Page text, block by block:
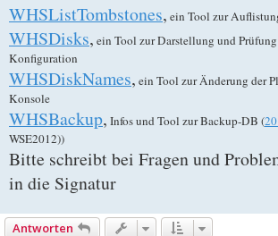
WHSListTombstones, ein Tool zur
WHSDisks, ein Tool zur Darstellung und
Konfiguration
WHSDiskNames, ein Tool zur Änderung der
Konsole
WHSBackup, Infos und Tool zur Backup-DB (
WSE2012))
Bitte schreibt bei Fragen und
in die Signatur
Antworten